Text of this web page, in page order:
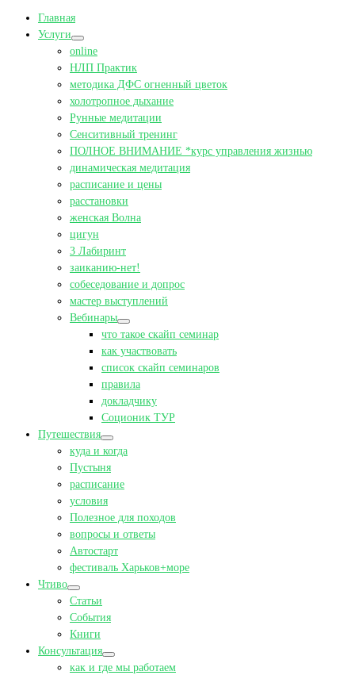
Главная
Услуги
online
НЛП Практик
методика ДФС огненный цветок
холотропное дыхание
Рунные медитации
Сенситивный тренинг
ПОЛНОЕ ВНИМАНИЕ *курс управления жизнью
динамическая медитация
расписание и цены
расстановки
женская Волна
цигун
3 Лабиринт
заиканию-нет!
собеседование и допрос
мастер выступлений
Вебинары
что такое скайп семинар
как участвовать
список скайп семинаров
правила
докладчику
Соционик ТУР
Путешествия
куда и когда
Пустыня
расписание
условия
Полезное для походов
вопросы и ответы
Автостарт
фестиваль Харьков+море
Чтиво
Статьи
События
Книги
Консультация
как и где мы работаем